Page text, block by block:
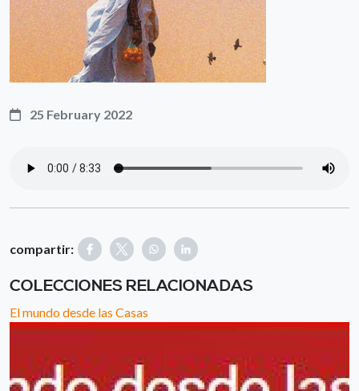
25 February 2022
compartir:
COLECCIONES RELACIONADAS
El mundo desde las Casas